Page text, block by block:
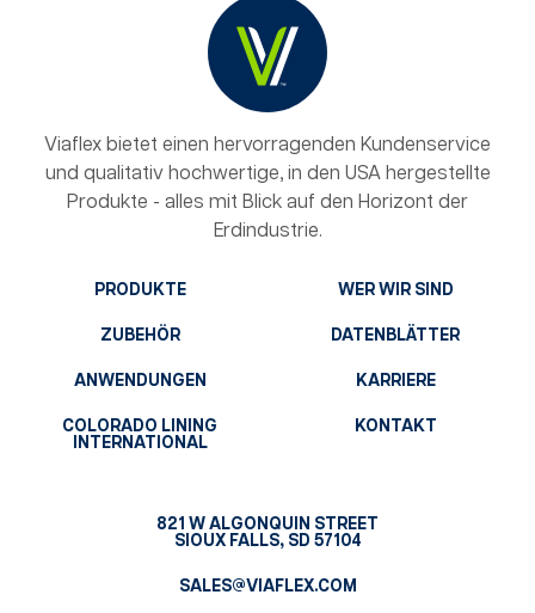
Viaflex bietet einen hervorragenden Kundenservice
und qualitativ hochwertige, in den USA hergestellte
Produkte - alles mit Blick auf den Horizont der
Erdindustrie.
PRODUKTE
ZUBEHÖR
ANWENDUNGEN
COLORADO LINING
INTERNATIONAL
WER WIR SIND
DATENBLÄTTER
KARRIERE
KONTAKT
821 W ALGONQUIN STREET
SIOUX FALLS, SD 57104
SALES@VIAFLEX.COM